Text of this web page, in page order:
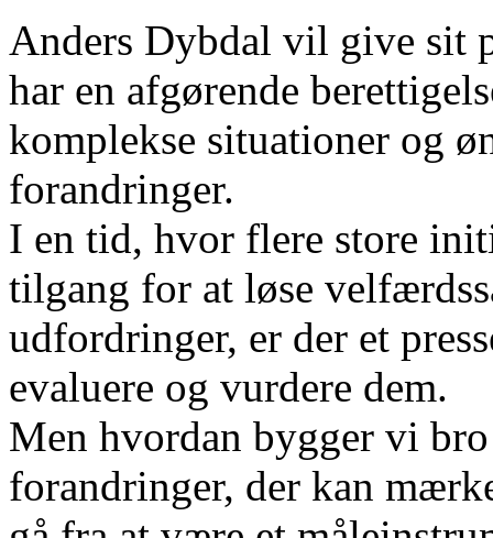
Anders Dybdal vil give sit
har en afgørende
komplekse situationer og
forandringer.
I en tid, hvor flere store
tilgang for at løse
udfordringer, er der et
evaluere og vurdere dem.
Men hvordan bygger vi
forandringer, der kan